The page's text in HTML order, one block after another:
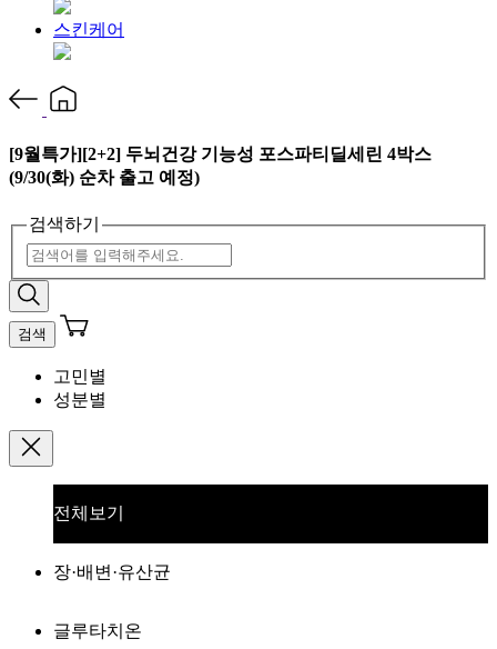
스킨케어
[9월특가][2+2] 두뇌건강 기능성 포스파티딜세린 4박스
(9/30(화) 순차 출고 예정)
검색하기
검색
고민별
성분별
전체보기
장·배변·유산균
글루타치온